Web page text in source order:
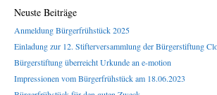
Neuste Beiträge
Anmeldung Bürgerfrühstück 2025
Einladung zur 12. Stifterversammlung der Bürgerstiftung
Bürgerstiftung überreicht Urkunde an e-motion
Impressionen vom Bürgerfrühstück am 18.06.2023